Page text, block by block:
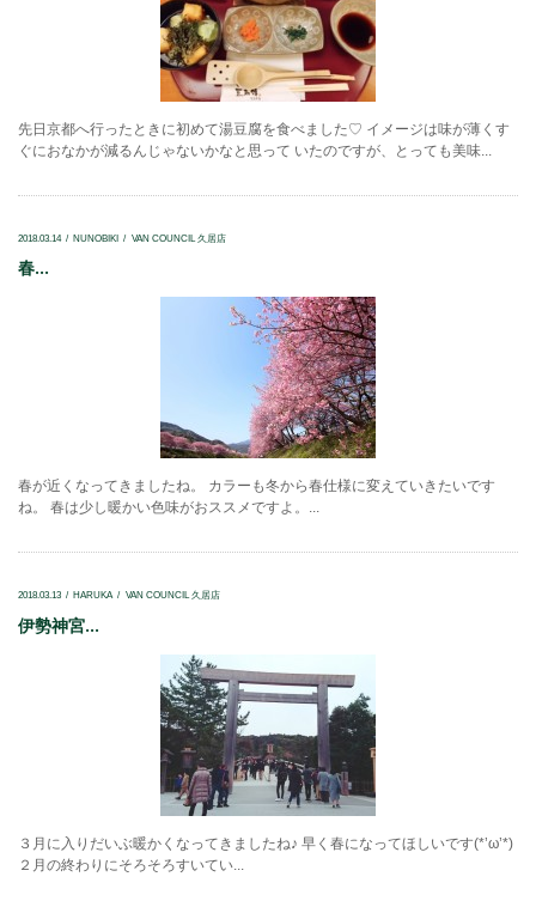
先日京都へ行ったときに初めて湯豆腐を食べました♡ イメージは味が薄くす
ぐにおなかが減るんじゃないかなと思って いたのですが、とっても美味...
2018.03.14 NUNOBIKI VAN COUNCIL 久居店
春...
春が近くなってきましたね。 カラーも冬から春仕様に変えていきたいです
ね。 春は少し暖かい色味がおススメですよ。...
2018.03.13 HARUKA VAN COUNCIL 久居店
伊勢神宮...
３月に入りだいぶ暖かくなってきましたね♪ 早く春になってほしいです(*’ω’*)
２月の終わりにそろそろすいてい...